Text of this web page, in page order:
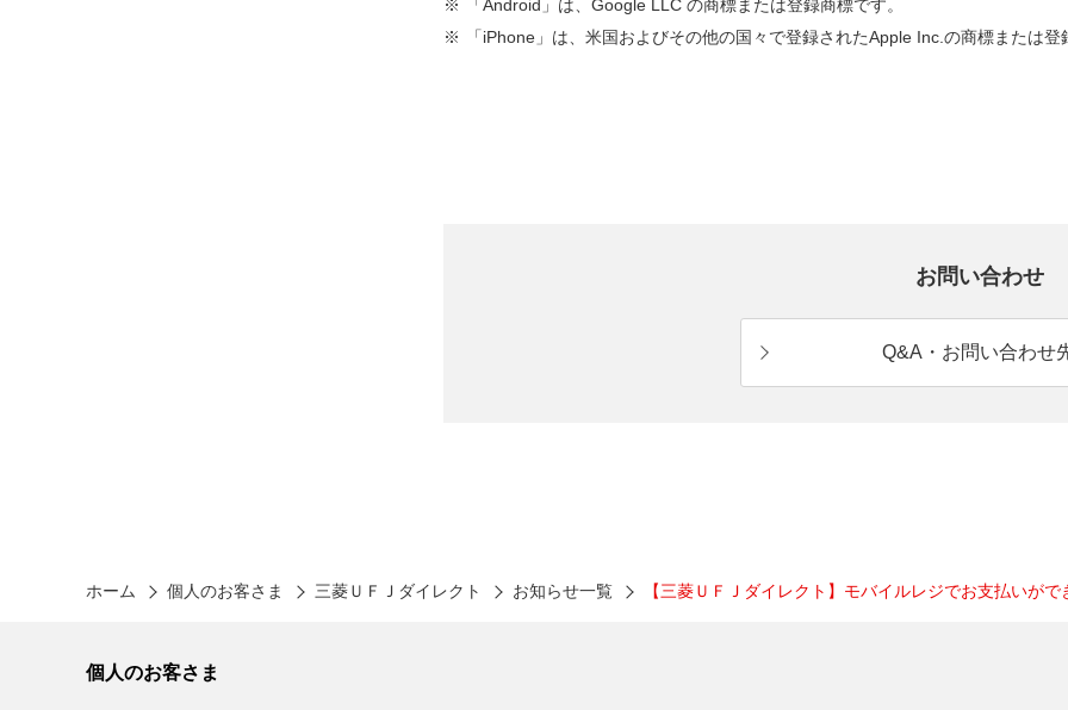
「Android」は、Google LLC の商標または登録商標です。
「iPhone」は、米国およびその他の国々で登録されたApple Inc.の商標または登
お問い合わせ
Q&A・お問い合わせ
ホーム 個人のお客さま 三菱ＵＦＪダイレクト お知らせ一覧 【三菱ＵＦＪダイレクト】モバイルレジでお支払いがで
個人のお客さま